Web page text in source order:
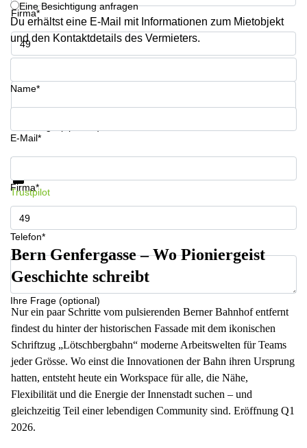
Business
Center
Bern
Firma*
Telefon*
Eine Besichtigung anfragen
Du erhältst eine E-Mail mit Informationen zum Mietobjekt
und den Kontaktdetails des Vermieters.
Name*
E-Mail*
Firma*
Telefon*
Ihre Frage (optional)
Informationen und Preise erhalten
Trustpilot
Bern Genfergasse – Wo Pioniergeist
Geschichte schreibt
Nur ein paar Schritte vom pulsierenden Berner Bahnhof entfernt
findest du hinter der historischen Fassade mit dem ikonischen
Schriftzug „Lötschbergbahn“ moderne Arbeitswelten für Teams
jeder Grösse. Wo einst die Innovationen der Bahn ihren Ursprung
hatten, entsteht heute ein Workspace für alle, die Nähe,
Flexibilität und die Energie der Innenstadt suchen – und
gleichzeitig Teil einer lebendigen Community sind. Eröffnung Q1
2026.